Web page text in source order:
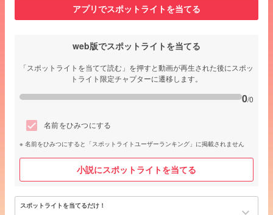
アプリでスポットライトを当てる
web版でスポットライトを当てる
「スポットライトを当てて読む」を押すと動画が再生された後にスポッ
トライト限定チャプターに遷移します。
0/0
名前をひみつにする
名前をひみつにすると「スポットライトユーザーランキング」に掲載されません
小説にスポットライトを当てる
スポットライトを当てるだけ！